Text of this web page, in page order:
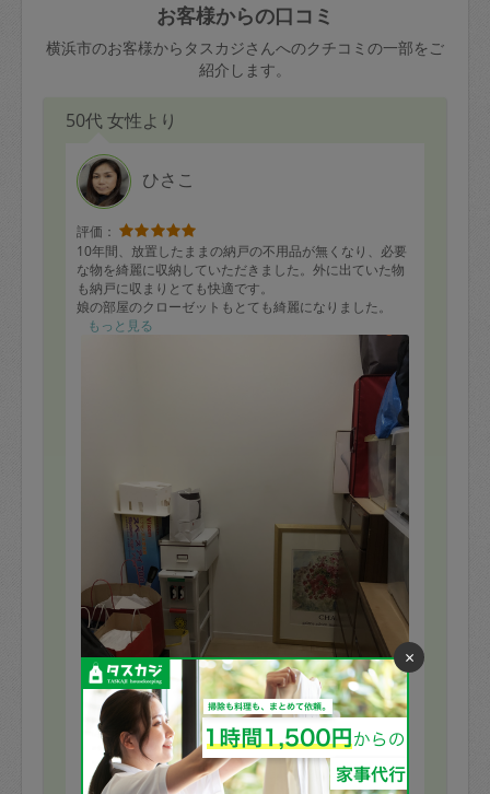
お客様からの口コミ
横浜市のお客様からタスカジさんへのクチコミの一部をご
紹介します。
50代 女性より
ひさこ
評価：
10年間、放置したままの納戸の不用品が無くなり、必要
な物を綺麗に収納していただきました。外に出ていた物
も納戸に収まりとても快適です。
娘の部屋のクローゼットもとても綺麗になりました。
この状態をキープできるように頑張ります。
もっと見る
※依頼者の依頼当時の主観的な感想です。
×